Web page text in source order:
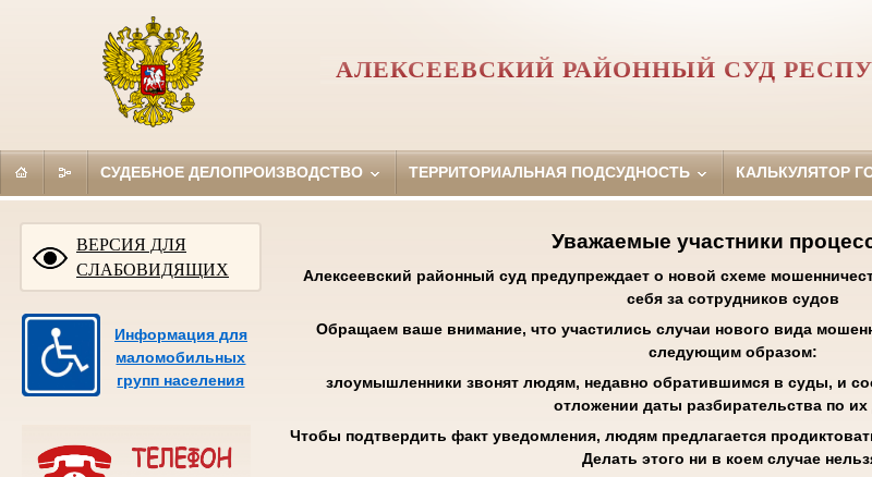
АЛЕКСЕЕВСКИЙ РАЙОННЫЙ СУД
СУДЕБНОЕ ДЕЛОПРОИЗВОДСТВО ТЕРРИТОРИАЛЬНАЯ ПОДСУДНОСТЬ КАЛЬКУЛЯТОР
ВЕРСИЯ ДЛЯ
СЛАБОВИДЯЩИХ
Информация для
маломобильных
групп населения
Уважаемые участники
Алексеевский районный суд предупреждает о новой схеме
себя за сотрудников судов
Обращаем ваше внимание, что участились случаи нового вида
следующим образом:
злоумышленники звонят людям, недавно обратившимся в суды, и
отложении даты разбирательства по их
Чтобы подтвердить факт уведомления, людям предлагается
Делать этого ни в коем случае